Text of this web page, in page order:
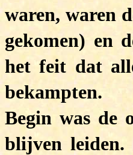
waren, waren
gekomen) en
het feit dat
bekampten.
Begin was de
blijven leiden.